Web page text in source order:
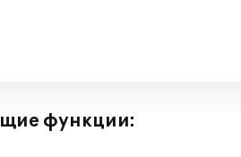
функции: